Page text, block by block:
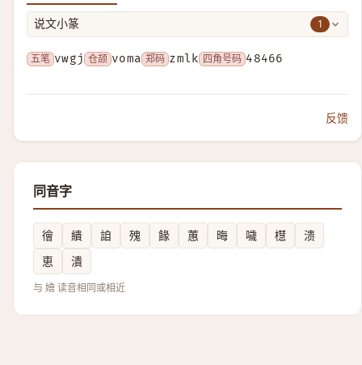
说文小篆 1
五笔 vwgj 仓颉 voma 郑码 zmlk 四角号码 48466
反馈
同音字
徻 繢 詯 㱱 餯 蕙 晦 噦 櫘
溃
恵
潰
与 嬒 读音相同或相近